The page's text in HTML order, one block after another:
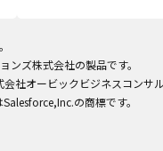
ンズ株式会社の製品です。
社オービックビジネスコンサ
の商標です。